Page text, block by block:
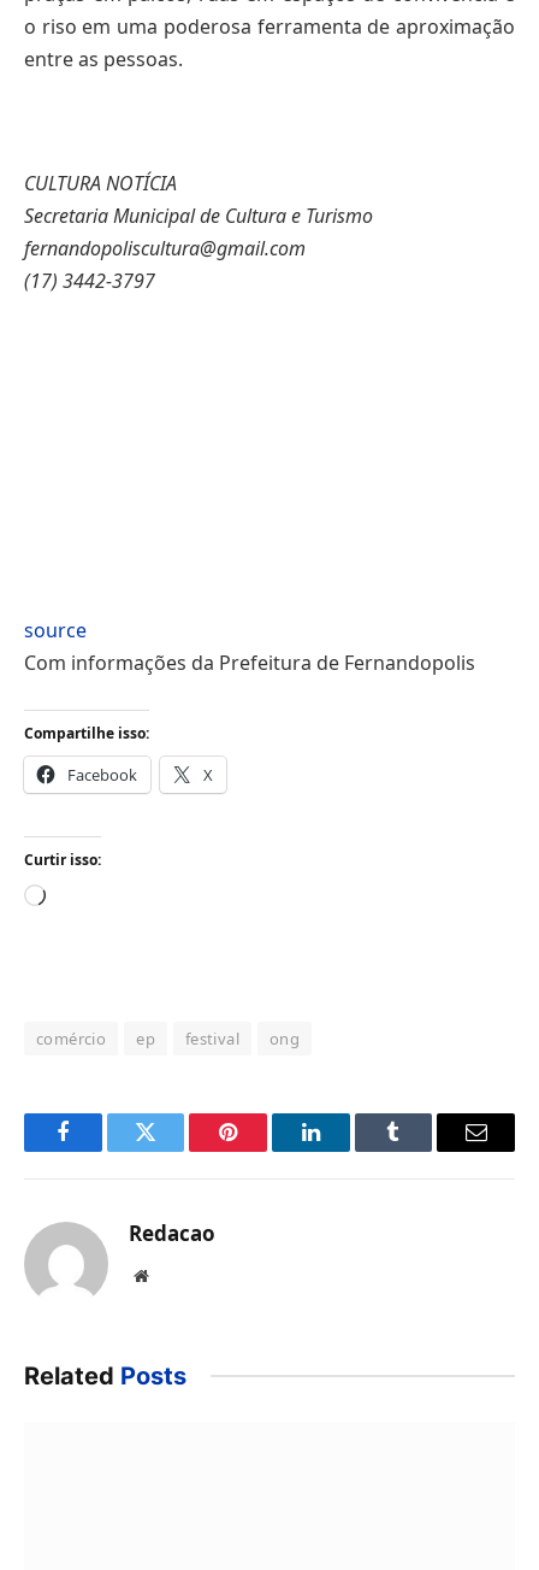
o riso em uma poderosa ferramenta de aproximação
entre as pessoas.
CULTURA NOTÍCIA
Secretaria Municipal de Cultura e Turismo
fernandopoliscultura@gmail.com
(17) 3442-3797
source
Com informações da Prefeitura de Fernandopolis
Compartilhe isso:
Facebook X
Curtir isso:
Carregando...
comércio ep festival ong
FacebookTwitter Pinterest LinkedInTumblr Email
Redacao
Website
Related Posts